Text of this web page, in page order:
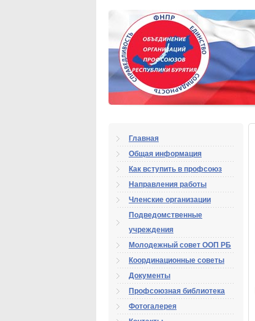
Главная
Общая информация
Как вступить в профсоюз
Направления работы
Членские организации
Подведомственные
учреждения
Молодежный совет ООП РБ
Координационные советы
Документы
Профсоюзная библиотека
Фотогалерея